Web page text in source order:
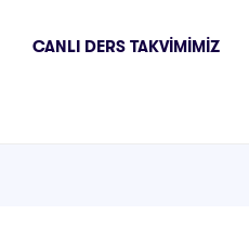
CANLI DERS TAKVIMIMIZ